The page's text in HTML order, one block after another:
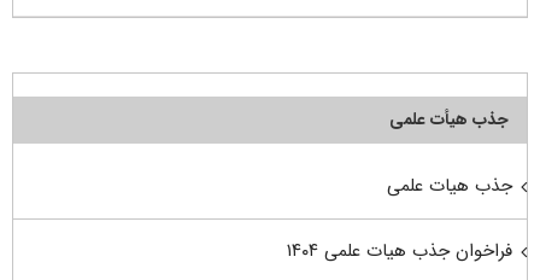
جذب هیأت علمی
جذب هیات علمی
فراخوان جذب هیات علمی ۱۴۰۴